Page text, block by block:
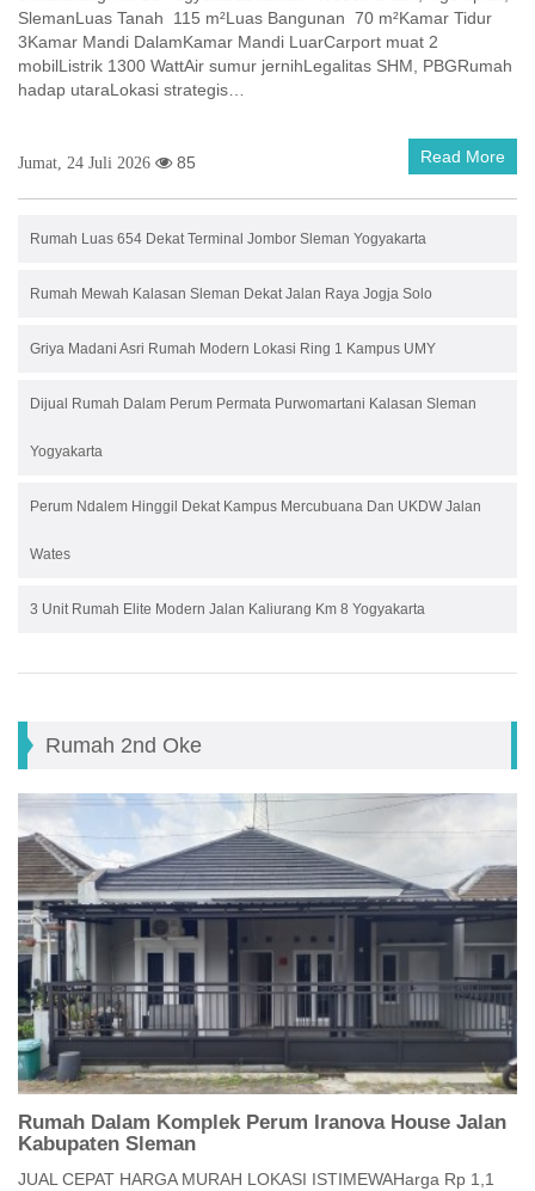
SlemanLuas Tanah 115 m²Luas Bangunan 70 m²Kamar Tidur
3Kamar Mandi DalamKamar Mandi LuarCarport muat 2
mobilListrik 1300 WattAir sumur jernihLegalitas SHM, PBGRumah
hadap utaraLokasi strategis…
Jumat, 24 Juli 2026 85 Read More
Rumah Luas 654 Dekat Terminal Jombor Sleman Yogyakarta
Rumah Mewah Kalasan Sleman Dekat Jalan Raya Jogja Solo
Griya Madani Asri Rumah Modern Lokasi Ring 1 Kampus UMY
Dijual Rumah Dalam Perum Permata Purwomartani Kalasan Sleman
Yogyakarta
Perum Ndalem Hinggil Dekat Kampus Mercubuana Dan UKDW Jalan
Wates
3 Unit Rumah Elite Modern Jalan Kaliurang Km 8 Yogyakarta
Rumah 2nd Oke
Rumah Dalam Komplek Perum Iranova House Jalan
Kabupaten Sleman
JUAL CEPAT HARGA MURAH LOKASI ISTIMEWAHarga Rp 1,1